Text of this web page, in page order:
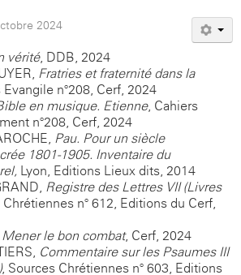
2024
vérité, DDB, 2024
Fratries et fraternité dans la
Evangile n°208, Cerf, 2024
en musique. Etienne, Cahiers
n°208, Cerf, 2024
Pau. Pour un siècle
1801-1905. Inventaire du
Lyon, Editions Lieux dits, 2014
Registre des Lettres VII (Livres
n° 612, Editions du Cerf,
Mener le bon combat, Cerf, 2024
Commentaire sur les Psaumes III
, Sources Chrétiennes n° 603, Editions